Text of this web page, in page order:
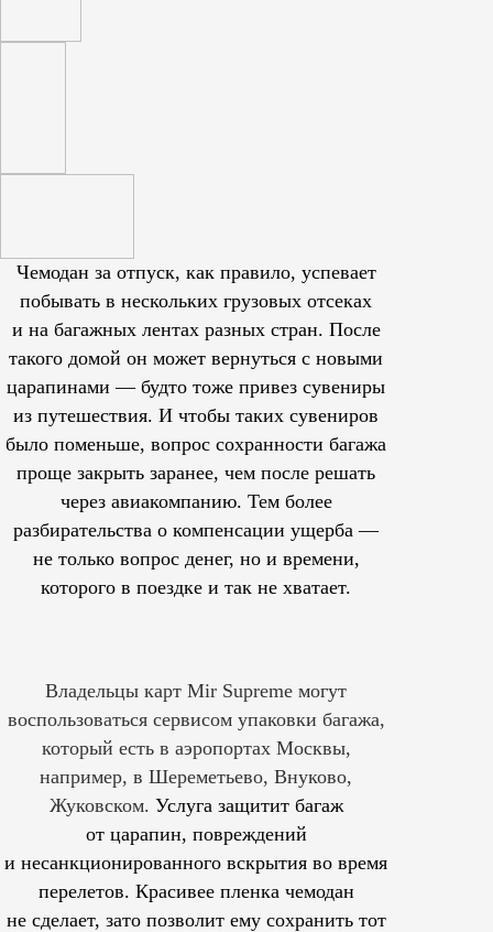
Чемодан за отпуск, как правило, успевает
побывать в нескольких грузовых отсеках
и на багажных лентах разных стран. После
такого домой он может вернуться с новыми
царапинами — будто тоже привез сувениры
из путешествия. И чтобы таких сувениров
было поменьше, вопрос сохранности багажа
проще закрыть заранее, чем после решать
через авиакомпанию. Тем более
разбирательства о компенсации ущерба —
не только вопрос денег, но и времени,
которого в поездке и так не хватает.
Владельцы карт Mir Supreme могут
воспользоваться сервисом упаковки багажа,
который есть в аэропортах Москвы,
например, в Шереметьево, Внуково,
Жуковском. Услуга защитит багаж
от царапин, повреждений
и несанкционированного вскрытия во время
перелетов. Красивее пленка чемодан
не сделает, зато позволит ему сохранить тот